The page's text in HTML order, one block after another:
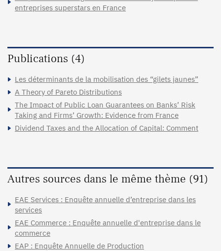
entreprises superstars en France
Publications (4)
Les déterminants de la mobilisation des “gilets jaunes”
A Theory of Pareto Distributions
The Impact of Public Loan Guarantees on Banks’ Risk
Taking and Firms’ Growth: Evidence from France
Dividend Taxes and the Allocation of Capital: Comment
Autres sources dans le même thème (91)
EAE Services : Enquête annuelle d’entreprise dans les
services
EAE Commerce : Enquête annuelle d'entreprise dans le
commerce
EAP : Enquête Annuelle de Production